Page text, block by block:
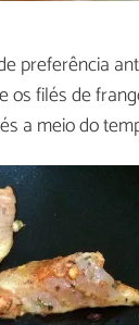
preferência
os filés de
a meio do